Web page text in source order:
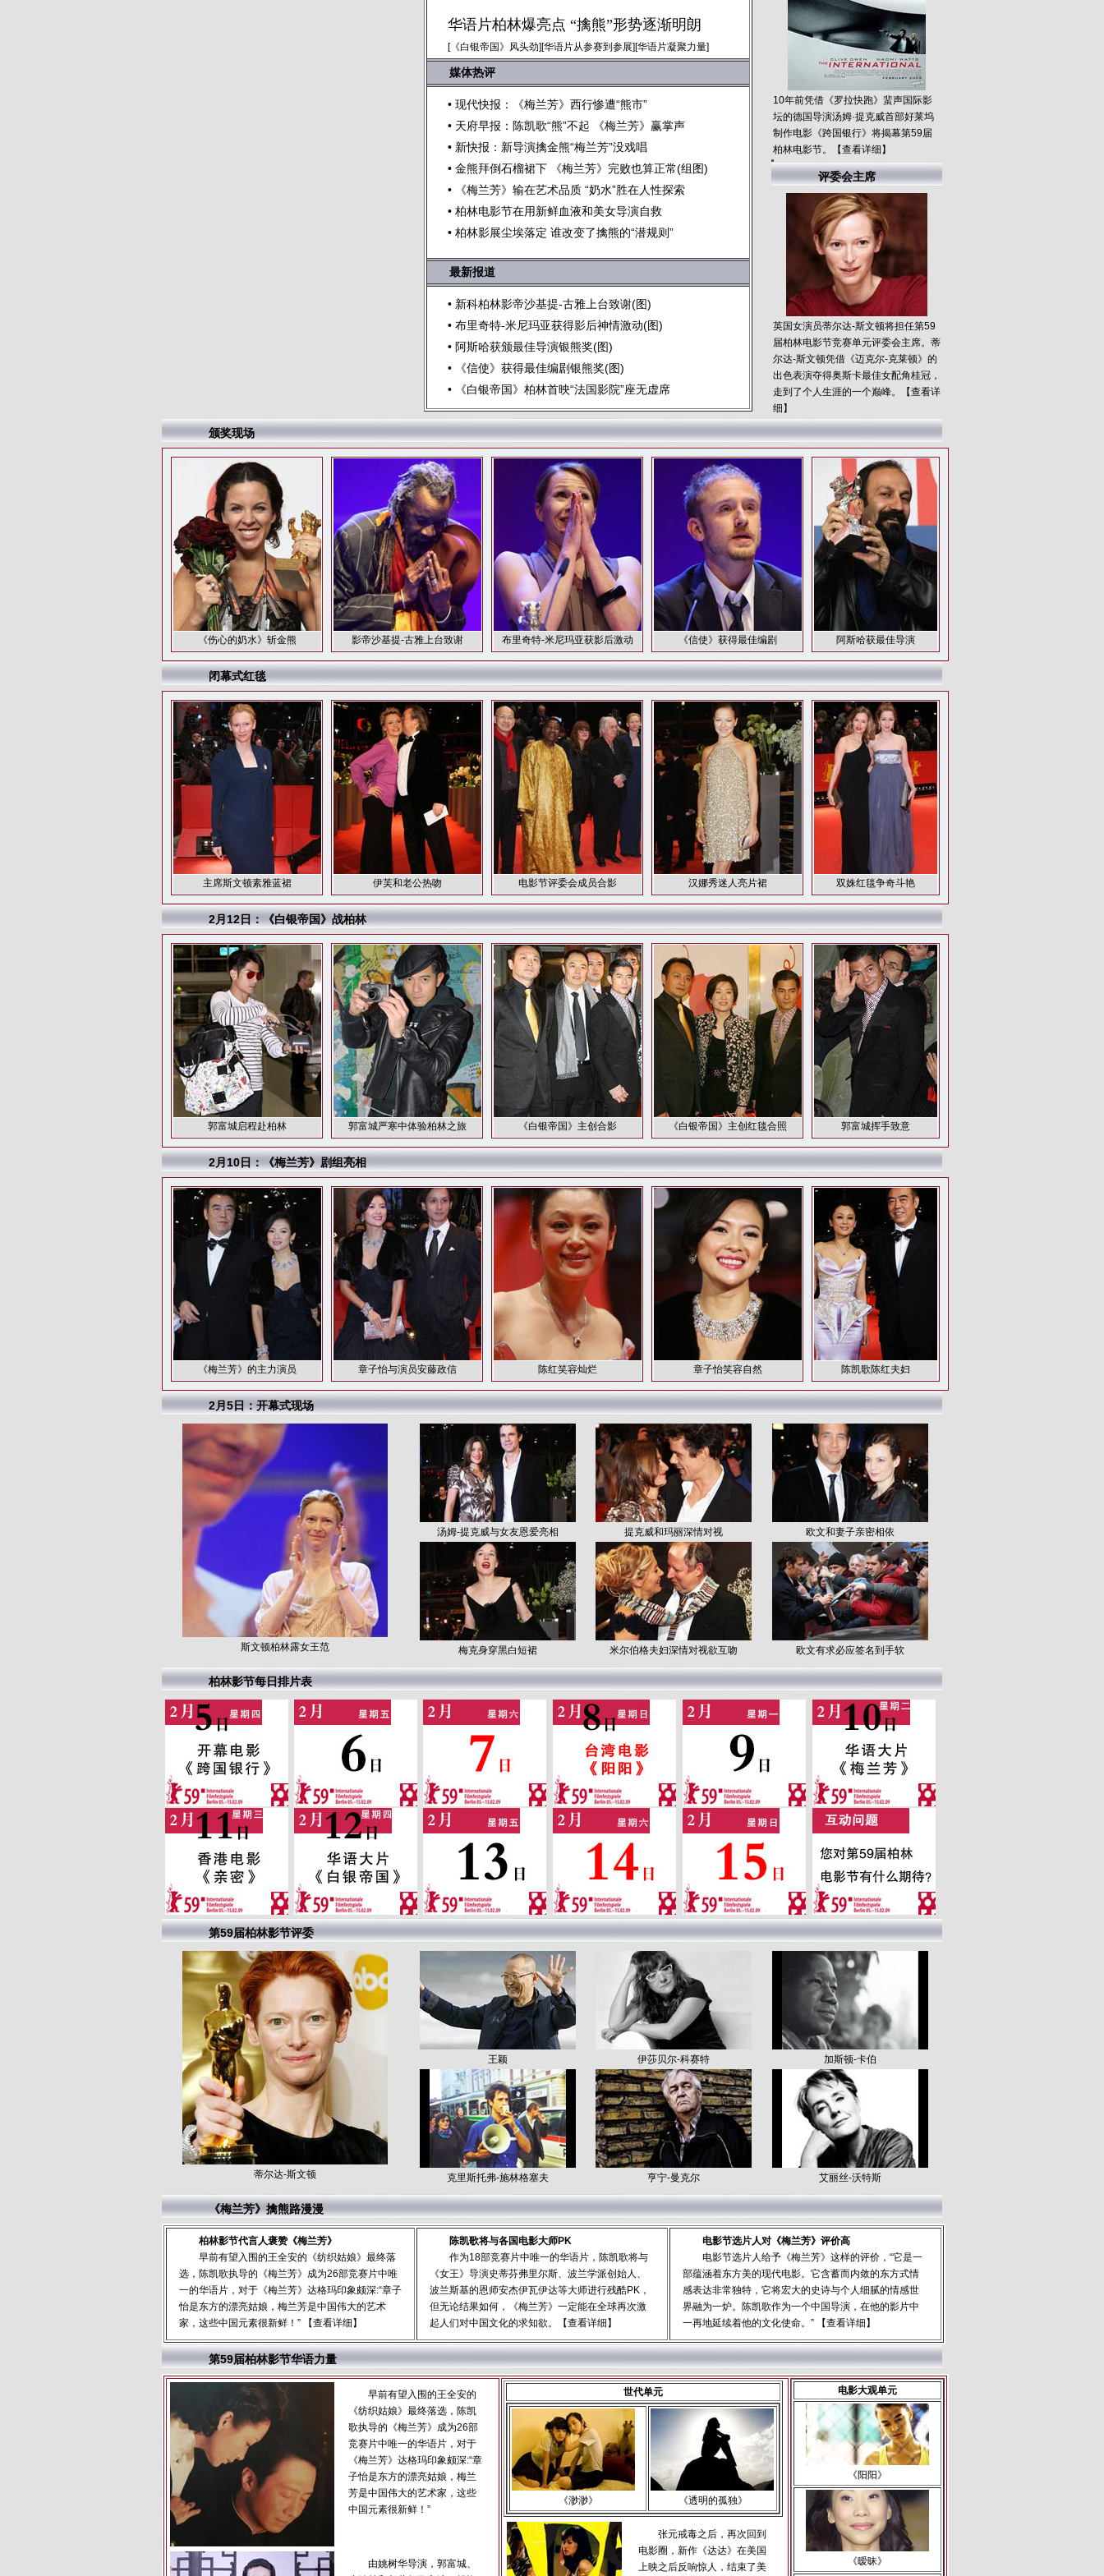
华语片柏林爆亮点 “擒熊”形势逐渐明朗
[《白银帝国》风头劲][华语片从参赛到参展][华语片凝聚力量]
媒体热评
• 现代快报：《梅兰芳》西行惨遭“熊市”
• 天府早报：陈凯歌“熊”不起 《梅兰芳》赢掌声
• 新快报：新导演擒金熊“梅兰芳”没戏唱
• 金熊拜倒石榴裙下 《梅兰芳》完败也算正常(组图)
•
《梅兰芳》输在艺术品质 “奶水”胜在人性探索
• 柏林电影节在用新鲜血液和美女导演自救
• 柏林影展尘埃落定 谁改变了擒熊的“潜规则”
最新报道
• 新科柏林影帝沙基提-古雅上台致谢(图)
• 布里奇特-米尼玛亚获得影后神情激动(图)
• 阿斯哈获颁最佳导演银熊奖(图)
•
《信使》获得最佳编剧银熊奖(图)
•
《白银帝国》柏林首映“法国影院”座无虚席
10年前凭借《罗拉快跑》蜚声国际影
坛的德国导演汤姆·提克威首部好莱坞
制作电影《跨国银行》将揭幕第59届
柏林电影节。
【查看详细】
评委会主席
英国女演员蒂尔达-斯文顿将担任第59
届柏林电影节竞赛单元评委会主席。蒂
尔达-斯文顿凭借《迈克尔-克莱顿》的
出色表演夺得奥斯卡最佳女配角桂冠，
走到了个人生涯的一个巅峰。
【查看详
细】
颁奖现场
《伤心的奶水》斩金熊 影帝沙基提-古雅上台致谢 布里奇特-米尼玛亚获影后激动 《信使》获得最佳编剧 阿斯哈获最佳导演
闭幕式红毯
主席斯文顿素雅蓝裙 伊芙和老公热吻 电影节评委会成员合影 汉娜秀迷人亮片裙 双姝红毯争奇斗艳
2月12日：《白银帝国》战柏林
郭富城启程赴柏林 郭富城严寒中体验柏林之旅 《白银帝国》主创合影 《白银帝国》主创红毯合照 郭富城挥手致意
2月10日：《梅兰芳》剧组亮相
《梅兰芳》的主力演员 章子怡与演员安藤政信 陈红笑容灿烂 章子怡笑容自然 陈凯歌陈红夫妇
2月5日：开幕式现场
斯文顿柏林露女王范
汤姆-提克威与女友恩爱亮相 提克威和玛丽深情对视 欧文和妻子亲密相依
梅克身穿黑白短裙 米尔伯格夫妇深情对视欲互吻 欧文有求必应签名到手软
柏林影节每日排片表
第59届柏林影节评委
蒂尔达-斯文顿
王颖 伊莎贝尔-科赛特 加斯顿-卡伯
克里斯托弗-施林格塞夫 亨宁-曼克尔 艾丽丝-沃特斯
《梅兰芳》擒熊路漫漫
柏林影节代言人褒赞《梅兰芳》
早前有望入围的王全安的《纺织姑娘》最终落
选，陈凯歌执导的《梅兰芳》成为26部竞赛片中唯
一的华语片，对于《梅兰芳》达格玛印象颇深:“章子
怡是东方的漂亮姑娘，梅兰芳是中国伟大的艺术
家，这些中国元素很新鲜！” 【查看详细 】
陈凯歌将与各国电影大师PK
作为18部竞赛片中唯一的华语片，陈凯歌将与
《女王》导演史蒂芬弗里尔斯、波兰学派创始人、
波兰斯基的恩师安杰伊瓦伊达等大师进行残酷PK，
但无论结果如何，《梅兰芳》一定能在全球再次激
起人们对中国文化的求知欲。【查看详细 】
电影节选片人对《梅兰芳》评价高
电影节选片人给予《梅兰芳》这样的评价，“它是一
部蕴涵着东方美的现代电影。它含蓄而内敛的东方式情
感表达非常独特，它将宏大的史诗与个人细腻的情感世
界融为一炉。陈凯歌作为一个中国导演，在他的影片中
一再地延续着他的文化使命。” 【查看详细 】
第59届柏林影节华语力量
早前有望入围的王全安的
《纺织姑娘》最终落选，陈凯
歌执导的《梅兰芳》成为26部
竞赛片中唯一的华语片，对于
《梅兰芳》达格玛印象颇深:“章
子怡是东方的漂亮姑娘，梅兰
芳是中国伟大的艺术家，这些
中国元素很新鲜！”
由姚树华导演，郭富城、
世代单元
《渺渺》 《透明的孤独》
张元戒毒之后，再次回到
电影圈，新作《达达》在美国
上映之后反响惊人，结束了美
电影大观单元
《阳阳》
《暧昧》